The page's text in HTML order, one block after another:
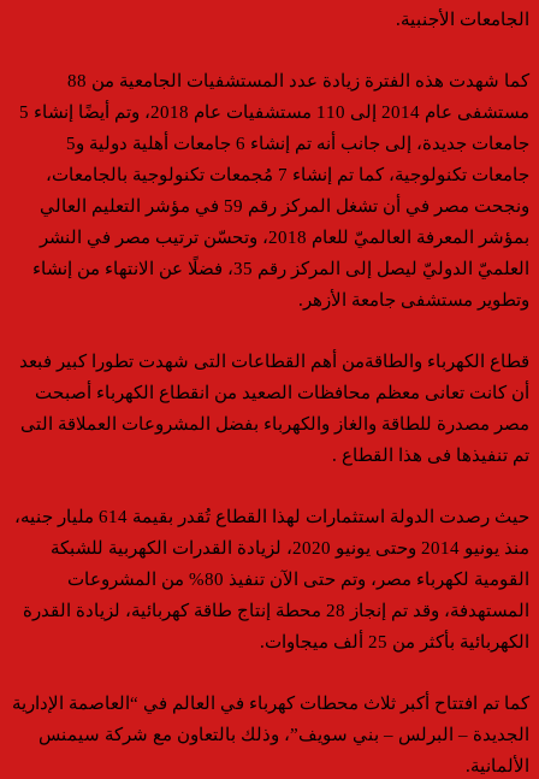
الجامعات الأجنبية.
كما شهدت هذه الفترة زيادة عدد المستشفيات الجامعية من 88
مستشفى عام 2014 إلى 110 مستشفيات عام 2018، وتم أيضًا إنشاء 5
جامعات جديدة، إلى جانب أنه تم إنشاء 6 جامعات أهلية دولية و5
جامعات تكنولوجية، كما تم إنشاء 7 مُجمعات تكنولوجية بالجامعات،
ونجحت مصر في أن تشغل المركز رقم 59 في مؤشر التعليم العالي
بمؤشر المعرفة العالميّ للعام 2018، وتحسّن ترتيب مصر في النشر
العلميّ الدوليّ ليصل إلى المركز رقم 35، فضلًا عن الانتهاء من إنشاء
وتطوير مستشفى جامعة الأزهر.
قطاع الكهرباء والطاقةمن أهم القطاعات التى شهدت تطورا كبير فبعد
أن كانت تعانى معظم محافظات الصعيد من انقطاع الكهرباء أصبحت
مصر مصدرة للطاقة والغاز والكهرباء بفضل المشروعات العملاقة التى
تم تنفيذها فى هذا القطاع .
حيث رصدت الدولة استثمارات لهذا القطاع تُقدر بقيمة 614 مليار جنيه،
منذ يونيو 2014 وحتى يونيو 2020، لزيادة القدرات الكهربية للشبكة
القومية لكهرباء مصر، وتم حتى الآن تنفيذ 80% من المشروعات
المستهدفة، وقد تم إنجاز 28 محطة إنتاج طاقة كهربائية، لزيادة القدرة
الكهربائية بأكثر من 25 ألف ميجاوات.
كما تم افتتاح أكبر ثلاث محطات كهرباء في العالم في “العاصمة الإدارية
الجديدة – البرلس – بني سويف”، وذلك بالتعاون مع شركة سيمنس
الألمانية.